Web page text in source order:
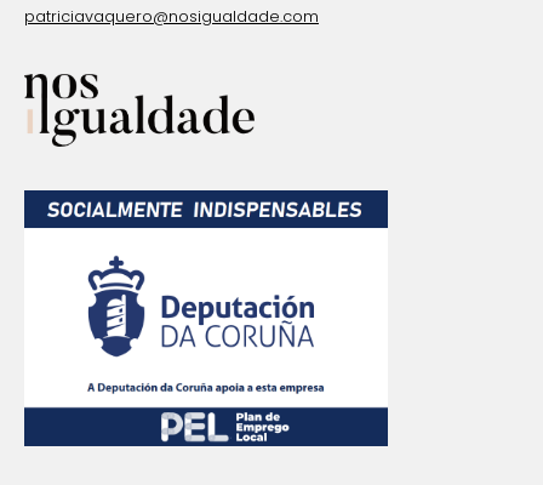
patriciavaquero@nosigualdade.com